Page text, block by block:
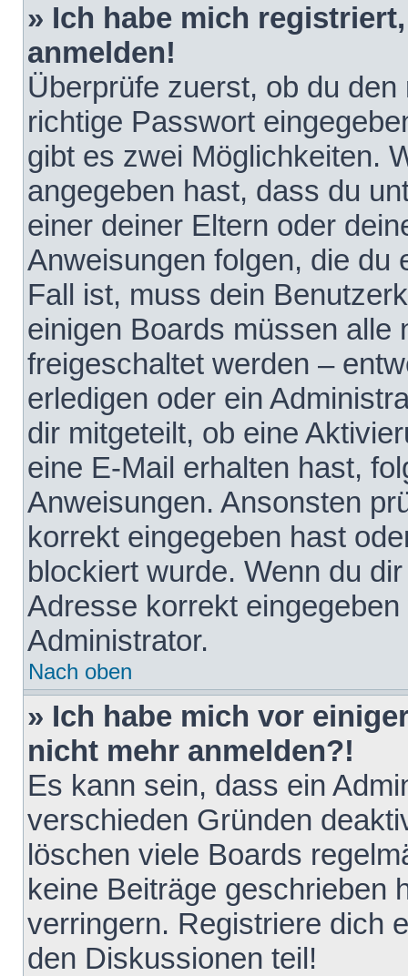
» Ich habe mich
anmelden!
Überprüfe zuerst, ob du
richtige Passwort
gibt es zwei Möglichkeiten.
angegeben hast, dass du
einer deiner Eltern oder
Anweisungen folgen, die du
Fall ist, muss dein
einigen Boards müssen alle
freigeschaltet werden –
erledigen oder ein
dir mitgeteilt, ob eine
eine E-Mail erhalten hast,
Anweisungen. Ansonsten
korrekt eingegeben hast
blockiert wurde. Wenn du
Adresse korrekt
Administrator.
Nach oben
» Ich habe mich vor
nicht mehr anmelden?!
Es kann sein, dass ein
verschieden Gründen
löschen viele Boards
keine Beiträge geschrieben
verringern. Registriere dich
den Diskussionen teil!